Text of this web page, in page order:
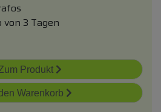
3 Tagen
Produkt
Warenkorb